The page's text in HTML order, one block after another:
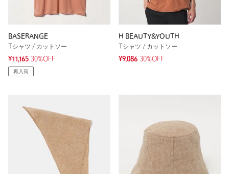
BASERANGE
Tシャツ / カットソー
¥11,165 30%OFF
再入荷
H BEAUTY&YOUTH
Tシャツ / カットソー
¥9,086 30%OFF